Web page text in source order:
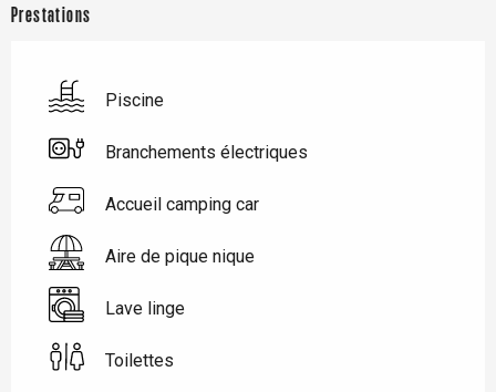
Prestations
Piscine
Branchements électriques
Accueil camping car
Aire de pique nique
Lave linge
Toilettes